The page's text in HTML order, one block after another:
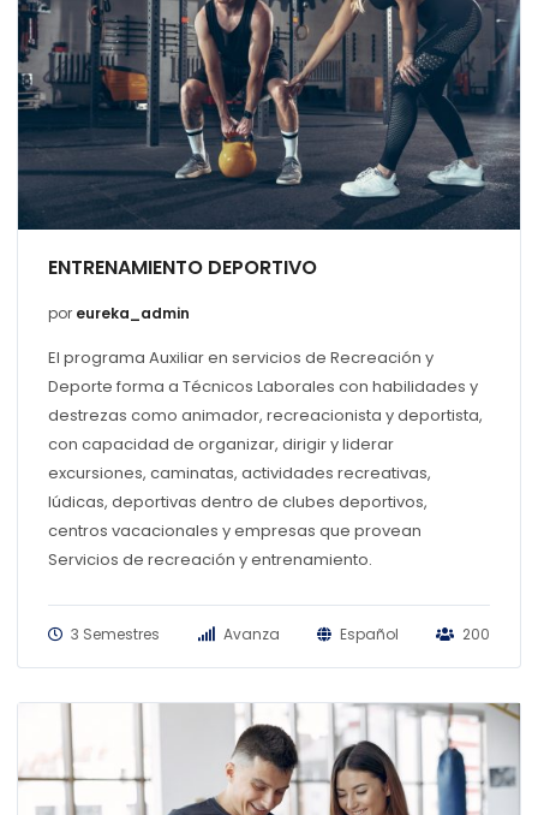
ENTRENAMIENTO DEPORTIVO
por eureka_admin
El programa Auxiliar en servicios de Recreación y
Deporte forma a Técnicos Laborales con habilidades y
destrezas como animador, recreacionista y deportista,
con capacidad de organizar, dirigir y liderar
excursiones, caminatas, actividades recreativas,
lúdicas, deportivas dentro de clubes deportivos,
centros vacacionales y empresas que provean
Servicios de recreación y entrenamiento.
3 Semestres Avanza Español 200